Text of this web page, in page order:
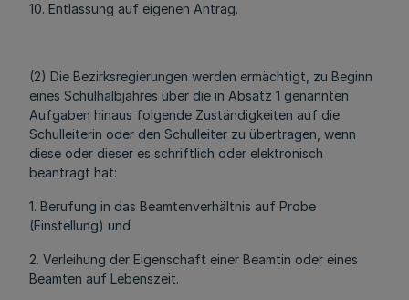
10. Entlassung auf eigenen Antrag.
(2) Die Bezirksregierungen werden ermächtigt, zu Beginn
eines Schulhalbjahres über die in Absatz 1 genannten
Aufgaben hinaus folgende Zuständigkeiten auf die
Schulleiterin oder den Schulleiter zu übertragen, wenn
diese oder dieser es schriftlich oder elektronisch
beantragt hat:
1. Berufung in das Beamtenverhältnis auf Probe
(Einstellung) und
2. Verleihung der Eigenschaft einer Beamtin oder eines
Beamten auf Lebenszeit.